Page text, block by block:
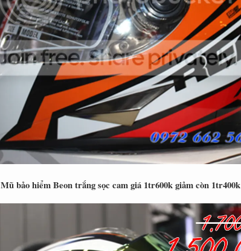
Mũ bảo hiểm Beon trắng sọc cam giá 1tr600k giảm còn 1tr400k